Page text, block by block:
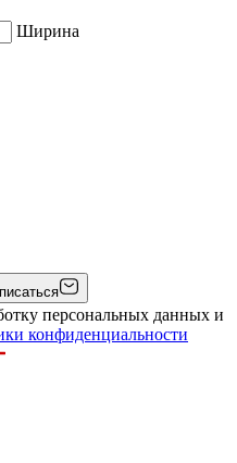
Ширина
персональных данных и
конфиденциальности